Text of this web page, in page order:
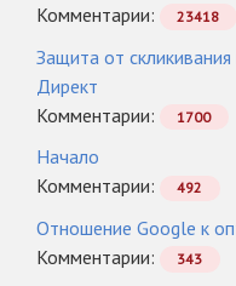
Комментарии:
23418
Защита от
Директ
Комментарии:
1700
Начало
Комментарии:
492
Отношение Google к
Комментарии:
343